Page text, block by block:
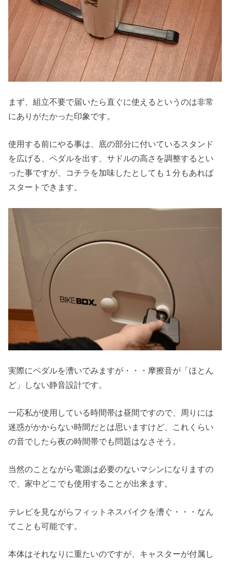
まず、組立不要で届いたら直ぐに使えるというのは非常
にありがたかった印象です。
使用する前にやる事は、底の部分に付いているスタンド
を広げる、ペダルを出す、サドルの高さを調整するとい
った事ですが、コチラを加味したとしても１分もあれば
スタートできます。
実際にペダルを漕いでみますが・・・摩擦音が「ほとん
ど」しない静音設計です。
一応私が使用している時間帯は昼間ですので、周りには
迷惑がかからない時間だとは思いますけど、これくらい
の音でしたら夜の時間帯でも問題はなさそう。
当然のことながら電源は必要のないマシンになりますの
で、家中どこでも使用することが出来ます。
テレビを見ながらフィットネスバイクを漕ぐ・・・なん
てことも可能です。
本体はそれなりに重たいのですが、キャスターが付属し